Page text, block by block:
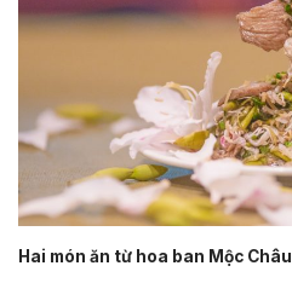
Hai món ăn từ hoa ban Mộc Châu